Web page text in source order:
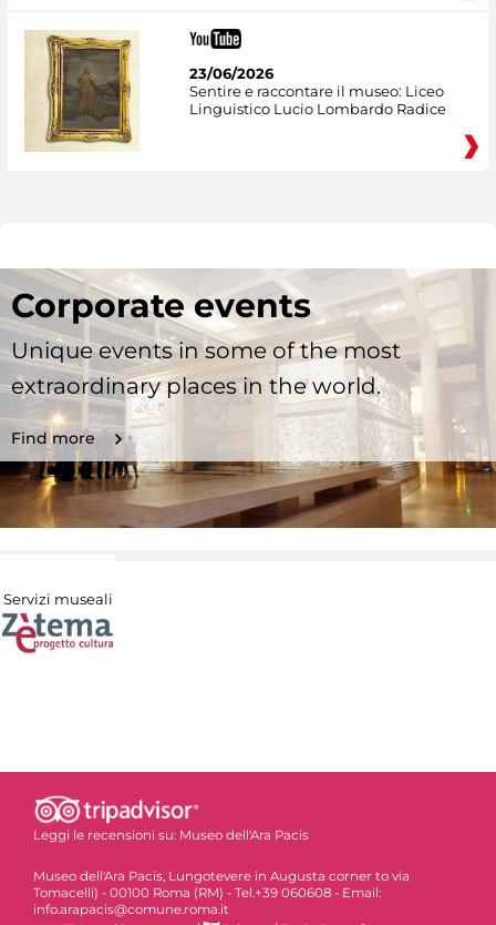
23/06/2026
Sentire e raccontare il museo: Liceo
Linguistico Lucio Lombardo Radice
Corporate events
Unique events in some of the most
extraordinary places in the world.
Find more
Servizi museali
Leggi le recensioni su: Museo dell'Ara Pacis
Museo dell'Ara Pacis, Lungotevere in Augusta corner to via
Tomacelli) - 00100 Roma (RM) - Tel.+39 060608 - Email:
info.arapacis@comune.roma.it